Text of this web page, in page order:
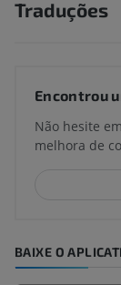
Traduções
Encontrou
Não hesite
melhora de
BAIXE O